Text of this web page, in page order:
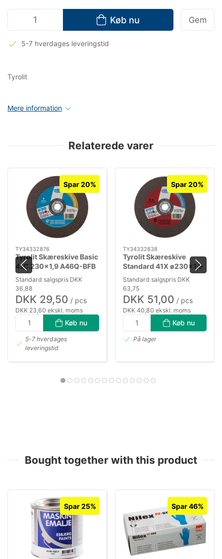
Køb nu Gem
5-7 hverdages leveringstid
Tyrolit
Mere information
Relaterede varer
Spar 20%
TY34332876
Tyrolit Skæreskive Basic
41C 230×1,9 A46Q-BFB
Standard salgspris DKK
36,88
DKK 29,50 / pcs
DKK 23,60 ekskl. moms
Køb nu
5-7 hverdages
leveringstid
Spar 20%
TY34332838
Tyrolit Skæreskive
Standard 41X ø230×1,9
A46R-BFS
Standard salgspris DKK
63,75
DKK 51,00 / pcs
DKK 40,80 ekskl. moms
Køb nu
På lager
Bought together with this product
Spar 25% Spar 46%